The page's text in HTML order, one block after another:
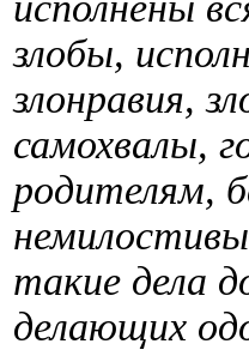
злобы,
злонравия,
самохвалы,
родителям,
такие дела
делающих